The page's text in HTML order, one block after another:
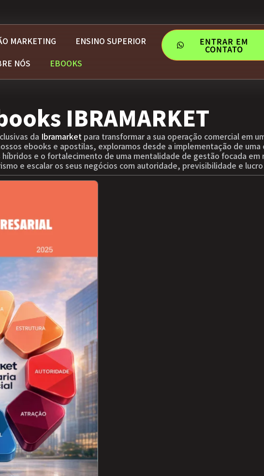
MARKETING
ENSINO SUPERIOR
NÓS
EBOOKS
ENTRAR EM
CONTATO
IBRAMARKET
da Ibramarketpara transformar a sua operação comercial em
ebooks e apostilas, exploramos desde a implementação de
e o fortalecimento de uma mentalidade de gestão focada em
e escalar os seus negócios com autoridade, previsibilidade e